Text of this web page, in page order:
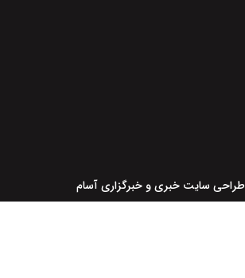
طراحی سایت خبری و خبرگزاری آسام